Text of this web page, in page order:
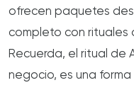
ofrecen paquetes
completo con rituales
Recuerda, el ritual de
negocio, es una